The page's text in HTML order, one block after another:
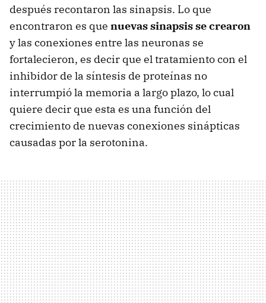
después recontaron las sinapsis. Lo que
encontraron es que nuevas sinapsis se crearon
y las conexiones entre las neuronas se
fortalecieron, es decir que el tratamiento con el
inhibidor de la síntesis de proteínas no
interrumpió la memoria a largo plazo, lo cual
quiere decir que esta es una función del
crecimiento de nuevas conexiones sinápticas
causadas por la serotonina.